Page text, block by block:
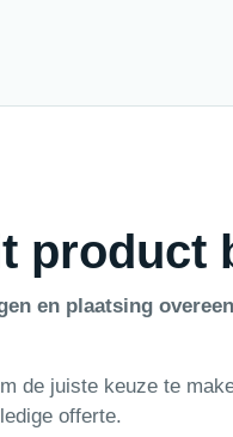
product
en plaatsing
de juiste keuze te
offerte.